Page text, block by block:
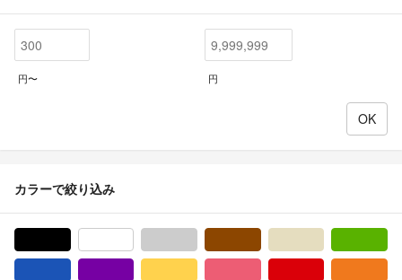
円〜 円
カラーで絞り込み